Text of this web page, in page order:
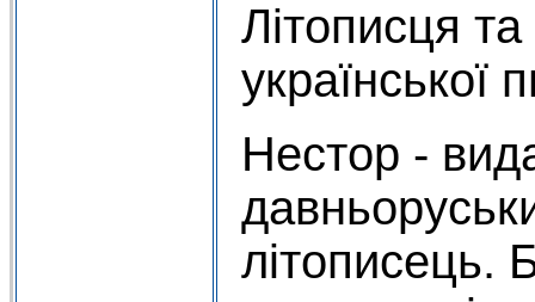
Літописця
української
Нестор -
літописець.